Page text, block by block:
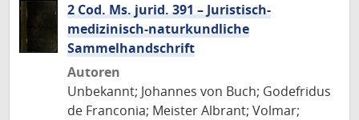
2 Cod. Ms. jurid. 391 – Juristisch-
medizinisch-naturkundliche
Sammelhandschrift
Autoren
Unbekannt; Johannes von Buch; Godefridus
de Franconia; Meister Albrant; Volmar;